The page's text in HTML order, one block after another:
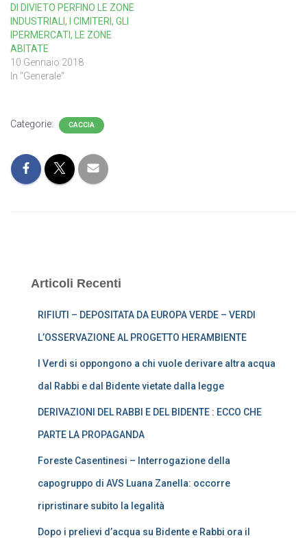
DI DIVIETO PERFINO LE ZONE
INDUSTRIALI, I CIMITERI, GLI
IPERMERCATI, LE ZONE
ABITATE
10 Gennaio 2018
In "Generale"
Categorie: CACCIA
Articoli Recenti
RIFIUTI – DEPOSITATA DA EUROPA VERDE – VERDI
L’OSSERVAZIONE AL PROGETTO HERAMBIENTE
I Verdi si oppongono a chi vuole derivare altra acqua
dal Rabbi e dal Bidente vietate dalla legge
DERIVAZIONI DEL RABBI E DEL BIDENTE : ECCO CHE
PARTE LA PROPAGANDA
Foreste Casentinesi – Interrogazione della
capogruppo di AVS Luana Zanella: occorre
ripristinare subito la legalità
Dopo i prelievi d’acqua su Bidente e Rabbi ora il